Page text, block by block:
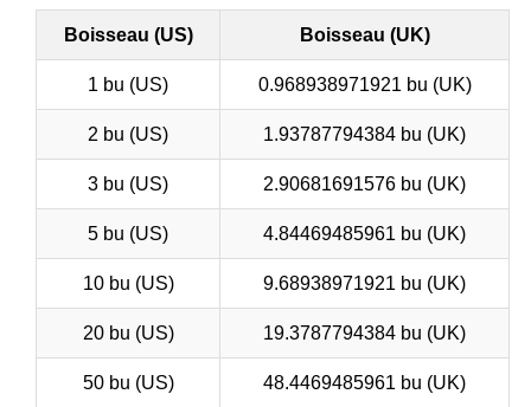
Boisseau (US) Boisseau (UK)
1 bu (US) 0.968938971921 bu (UK)
2 bu (US) 1.93787794384 bu (UK)
3 bu (US) 2.90681691576 bu (UK)
5 bu (US) 4.84469485961 bu (UK)
10 bu (US) 9.68938971921 bu (UK)
20 bu (US) 19.3787794384 bu (UK)
50 bu (US) 48.4469485961 bu (UK)